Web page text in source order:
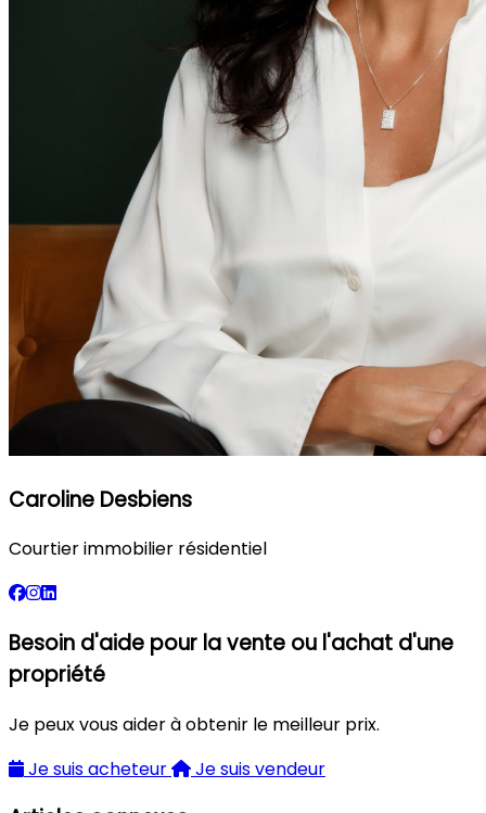
Caroline Desbiens
Courtier immobilier résidentiel
Besoin d'aide pour la vente ou l'achat d'une
propriété
Je peux vous aider à obtenir le meilleur prix.
Je suis acheteur
Je suis vendeur